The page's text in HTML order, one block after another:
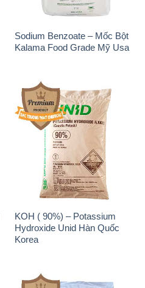
Sodium Benzoate – Mốc Bột
Kalama Food Grade Mỹ Usa
KOH ( 90%) – Potassium
Hydroxide Unid Hàn Quốc
Korea